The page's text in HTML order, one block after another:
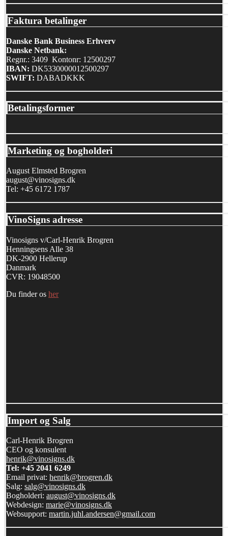
Faktura betalinger
Danske Bank Business Erhverv
Danske Netbank:
Regnr.: 3409 Kontonr: 12500297
IBAN: DK5330000012500297
SWIFT: DABADKKK
Betalingsformer
Marketing og bogholderi
August Elmsted Brogren
august@vinosigns.dk
Tel: +45 6172 1787
VinoSigns adresse
Vinosigns v/Carl-Henrik Brogren
Henningsens Alle 38
DK-2900 Hellerup
Danmark
CVR: 19048500
Du finder os her
Import og Salg
Carl-Henrik Brogren
CEO og konsulent
henrik@vinosigns.dk
Tel: +45 2041 6249
Email privat: henrik@brogren.dk
Salg: salg@vinosigns.dk
Bogholderi: august@vinosigns.dk
Webdesign: marie@vinosigns.dk
Websupport: martin.juhl.andersen@gmail.com